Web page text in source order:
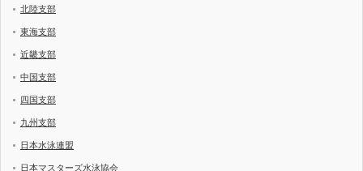
北陸支部
東海支部
近畿支部
中国支部
四国支部
九州支部
日本水泳連盟
日本マスターズ水泳協会